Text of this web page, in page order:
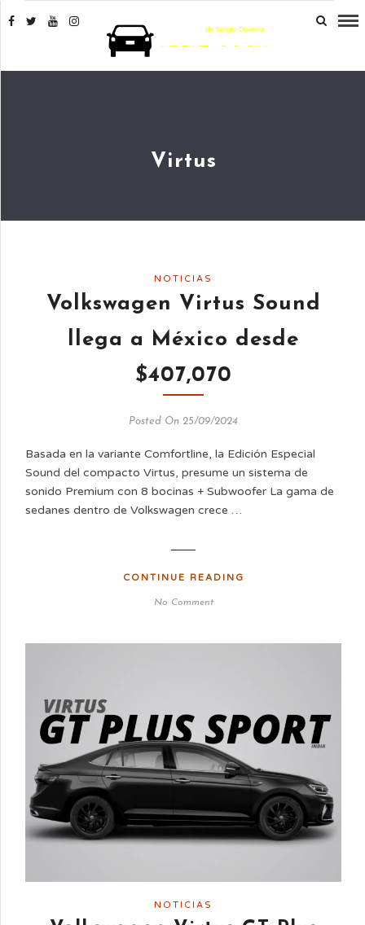
Virtus
NOTICIAS
Volkswagen Virtus Sound
llega a México desde
$407,070
Posted On 25/09/2024
Basada en la variante Comfortline, la Edición Especial
Sound del compacto Virtus, presume un sistema de
sonido Premium con 8 bocinas + Subwoofer La gama de
sedanes dentro de Volkswagen crece …
CONTINUE READING
No Comment
NOTICIAS